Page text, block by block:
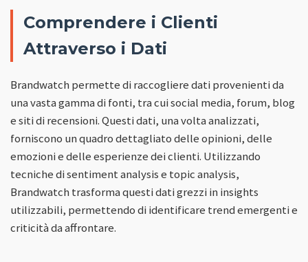
Comprendere i Clienti
Attraverso i Dati
Brandwatch permette di raccogliere dati provenienti da
una vasta gamma di fonti, tra cui social media, forum, blog
e siti di recensioni. Questi dati, una volta analizzati,
forniscono un quadro dettagliato delle opinioni, delle
emozioni e delle esperienze dei clienti. Utilizzando
tecniche di sentiment analysis e topic analysis,
Brandwatch trasforma questi dati grezzi in insights
utilizzabili, permettendo di identificare trend emergenti e
criticità da affrontare.